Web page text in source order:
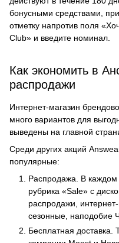
бонусными средствами,
отметку напротив поля
Club» и введите номинал.
Как экономить в
распродажи
Интернет-магазин
много вариантов для
выведены на главной
Среди других акций
популярные:
Распродажа. В каждом
рубрика «Sale» с
распродажи,
сезонные, наподобие
Бесплатная доставка.